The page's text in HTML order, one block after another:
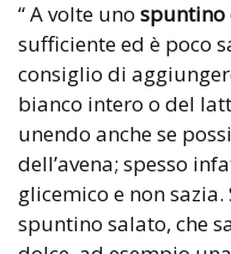
“ A volte uno
sufficiente ed è poco
consiglio di
bianco intero o del
unendo anche se
dell’avena; spesso
glicemico e non
spuntino salato, che